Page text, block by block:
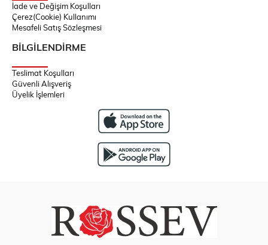
İade ve Değişim Koşulları
Çerez(Cookie) Kullanımı
Mesafeli Satış Sözleşmesi
BİLGİLENDİRME
Teslimat Koşulları
Güvenli Alışveriş
Üyelik İşlemleri